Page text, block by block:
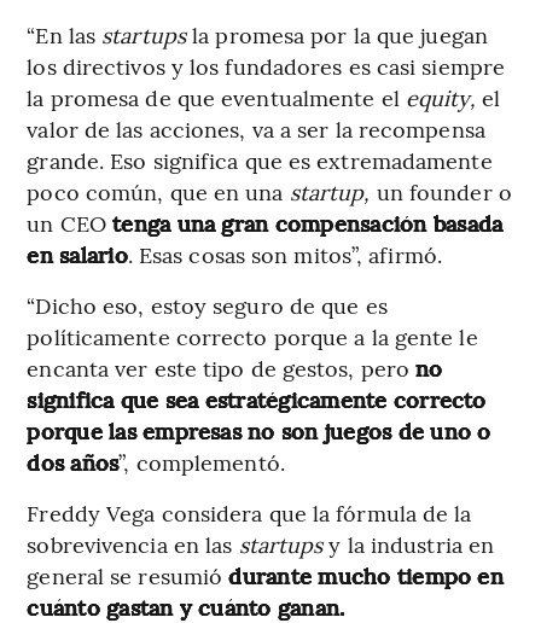
“En las startupsla promesa por la que juegan
los directivos y los fundadores es casi siempre
la promesa de que eventualmente el equity, el
valor de las acciones, va a ser la recompensa
grande. Eso significa que es extremadamente
poco común, que en una startup, un founder o
un CEOtenga una gran compensación basada
en salario. Esas cosas son mitos”, afirmó.
“Dicho eso, estoy seguro de que es
políticamente correcto porque a la gente le
encanta ver este tipo de gestos, perono
significa que sea estratégicamente correcto
porque las empresas no son juegos de uno o
dos años”, complementó.
Freddy Vega considera que la fórmula de la
sobrevivencia en las startupsy la industria en
general se resumió durante mucho tiempo en
cuánto gastan y cuánto ganan.